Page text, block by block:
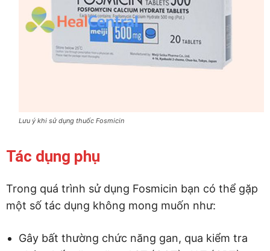
Lưu ý khi sử dụng thuốc Fosmicin
Tác dụng phụ
Trong quá trình sử dụng Fosmicin bạn có thể gặp
một số tác dụng không mong muốn như:
Gây bất thường chức năng gan, qua kiểm tra